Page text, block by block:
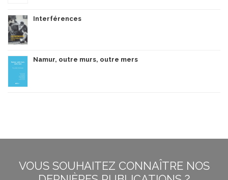
Interférences
Namur, outre murs, outre mers
VOUS SOUHAITEZ CONNAÎTRE NOS